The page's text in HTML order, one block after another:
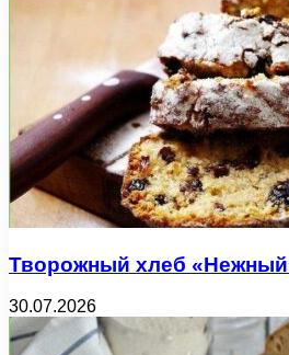
Творожный хлеб
30.07.2026